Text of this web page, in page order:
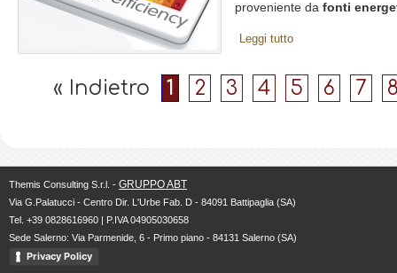
proveniente da fonti
Leggi tutto
« Indietro 1 2 3 4 5 6 7
Themis Consulting S.r.l. - GRUPPO ABT
Via G.Palatucci - Centro Dir. L'Urbe Fab. D - 84091 Battipaglia (SA)
Tel. +39 0828616960 | P.IVA 04905030658
Sede Salerno: Via Parmenide, 6 - Primo piano - 84131 Salerno (SA)
Privacy Policy